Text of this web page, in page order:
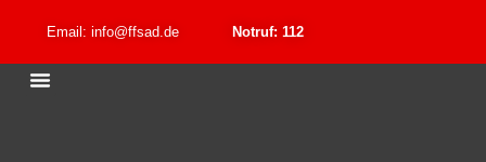
Email: info@ffsad.de Notruf: 112